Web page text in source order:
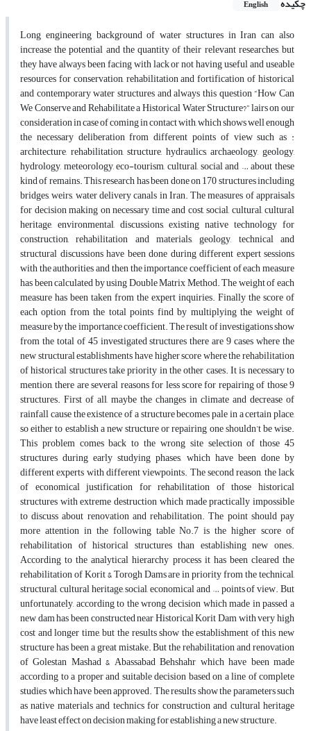
چکیده English
Long engineering background of water structures in Iran can also
increase the potential and the quantity of their relevant researches, but
they have always been facing with lack or not having useful and useable
resources for conservation, rehabilitation and fortification of historical
and contemporary water structures and always this question “How Can
We Conserve and Rehabilitate a Historical Water Structure?” lairs on our
consideration in case of coming in contact with, which shows well enough
the necessary deliberation from different points of view such as :
architecture, rehabilitation, structure, hydraulics, archaeology, geology,
hydrology, meteorology, eco-tourism, cultural, social and … about these
kind of remains. This research has been done on 170 structures including
bridges, weirs, water delivery canals in Iran. The measures of appraisals
for decision making on necessary time and cost, social, cultural, cultural
heritage, environmental, discussions, existing native technology for
construction, rehabilitation and materials, geology, technical and
structural discussions have been done during different expert sessions
with the authorities and then the importance coefficient of each measure
has been calculated by using Double Matrix Method. The weight of each
measure has been taken from the expert inquiries. Finally the score of
each option from the total points find by multiplying the weight of
measure by the importance coefficient. The result of investigations show
from the total of 45 investigated structures there are 9 cases where the
new structural establishments have higher score where the rehabilitation
of historical structures take priority in the other cases. It is necessary to
mention, there are several reasons for less score for repairing of those 9
structures. First of all, maybe the changes in climate and decrease of
rainfall cause the existence of a structure becomes pale in a certain place,
so either to establish a new structure or repairing one shouldn’t be wise.
This problem comes back to the wrong site selection of those 45
structures during early studying phases, which have been done by
different experts with different viewpoints. The second reason, the lack
of economical justification for rehabilitation of those historical
structures with extreme destruction which made practically impossible
to discuss about renovation and rehabilitation. The point should pay
more attention in the following table No.7 is the higher score of
rehabilitation of historical structures than establishing new ones.
According to the analytical hierarchy process it has been cleared the
rehabilitation of Korit & Torogh Dams are in priority from the technical,
structural, cultural heritage, social, economical and … points of view. But
unfortunately, according to the wrong decision which made in passed a
new dam has been constructed near Historical Korit Dam with very high
cost and longer time, but the results show the establishment of this new
structure has been a great mistake. But the rehabilitation and renovation
of Golestan Mashad & Abassabad Behshahr which have been made
according to a proper and suitable decision based on a line of complete
studies which have been approved. The results show the parameters such
as native materials and technics for construction and cultural heritage
have least effect on decision making for establishing a new structure.